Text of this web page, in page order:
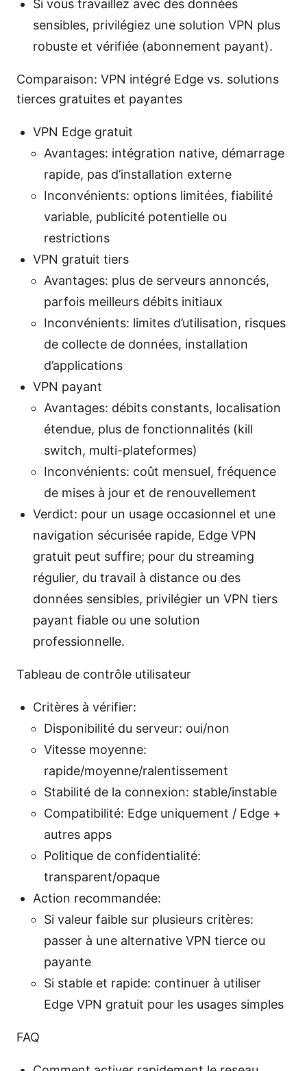
Si vous travaillez avec des données
sensibles, privilégiez une solution VPN plus
robuste et vérifiée (abonnement payant).
Comparaison: VPN intégré Edge vs. solutions
tierces gratuites et payantes
VPN Edge gratuit
Avantages: intégration native, démarrage
rapide, pas d’installation externe
Inconvénients: options limitées, fiabilité
variable, publicité potentielle ou
restrictions
VPN gratuit tiers
Avantages: plus de serveurs annoncés,
parfois meilleurs débits initiaux
Inconvénients: limites d’utilisation, risques
de collecte de données, installation
d’applications
VPN payant
Avantages: débits constants, localisation
étendue, plus de fonctionnalités (kill
switch, multi-plateformes)
Inconvénients: coût mensuel, fréquence
de mises à jour et de renouvellement
Verdict: pour un usage occasionnel et une
navigation sécurisée rapide, Edge VPN
gratuit peut suffire; pour du streaming
régulier, du travail à distance ou des
données sensibles, privilégier un VPN tiers
payant fiable ou une solution
professionnelle.
Tableau de contrôle utilisateur
Critères à vérifier:
Disponibilité du serveur: oui/non
Vitesse moyenne:
rapide/moyenne/ralentissement
Stabilité de la connexion: stable/instable
Compatibilité: Edge uniquement / Edge +
autres apps
Politique de confidentialité:
transparent/opaque
Action recommandée:
Si valeur faible sur plusieurs critères:
passer à une alternative VPN tierce ou
payante
Si stable et rapide: continuer à utiliser
Edge VPN gratuit pour les usages simples
FAQ